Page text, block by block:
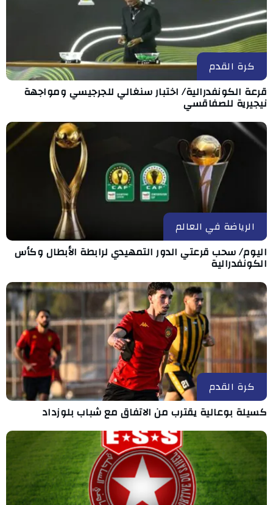
كرة القدم
قرعة الكونفدرالية/ اختبار سنغالي للجرجيسي ومواجهة
نيجيرية للصفاقسي
الرياضة في العالم
اليوم/ سحب قرعتي الدور التمهيدي لرابطة الأبطال وكأس
الكونفدرالية
كرة القدم
كسيلة بوعالية يقترب من الاتفاق مع شباب بلوزداد